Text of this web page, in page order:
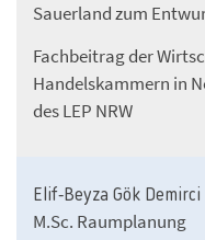
Sauerland zum
Fachbeitrag der
Handelskammern in
des LEP NRW
Elif-Beyza Gök Demirci
M.Sc. Raumplanung